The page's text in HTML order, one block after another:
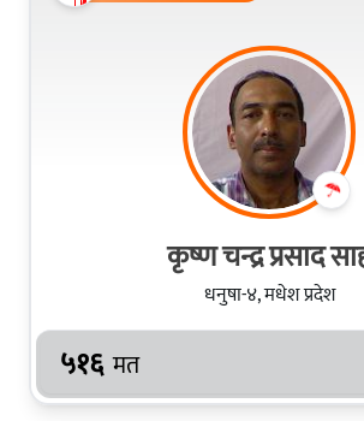
कृष्ण चन्द्र प्रसाद
धनुषा-४, मधेश प्रदेश
५१६ मत